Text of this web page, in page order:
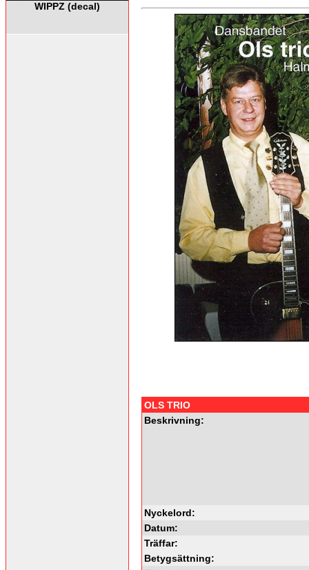
WIPPZ (decal)
OLS TRIO
Beskrivning:
Nyckelord:
Datum:
Träffar:
Betygsättning: